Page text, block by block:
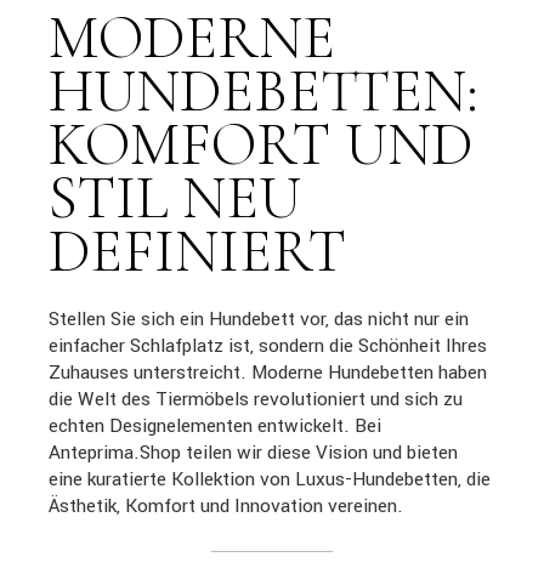
MODERNE
HUNDEBETTEN:
KOMFORT UND
STIL NEU
DEFINIERT
Stellen Sie sich ein Hundebett vor, das nicht nur ein
einfacher Schlafplatz ist, sondern die Schönheit Ihres
Zuhauses unterstreicht. Moderne Hundebetten haben
die Welt des Tiermöbels revolutioniert und sich zu
echten Designelementen entwickelt. Bei
Anteprima.Shop teilen wir diese Vision und bieten
eine kuratierte Kollektion von Luxus-Hundebetten, die
Ästhetik, Komfort und Innovation vereinen.